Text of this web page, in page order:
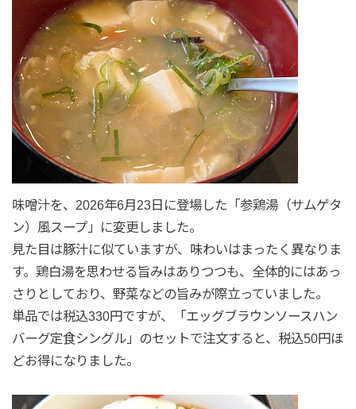
味噌汁を、2026年6月23日に登場した「参鶏湯（サムゲタ
ン）風スープ」に変更しました。
見た目は豚汁に似ていますが、味わいはまったく異なりま
す。鶏白湯を思わせる旨みはありつつも、全体的にはあっ
さりとしており、野菜などの旨みが際立っていました。
単品では税込330円ですが、「エッグブラウンソースハン
バーグ定食シングル」のセットで注文すると、税込50円ほ
どお得になりました。